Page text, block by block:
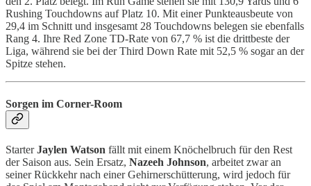
Rushing Touchdowns auf Platz 10. Mit einer Punkteausbeute von
29,4 im Schnitt und insgesamt 28 Touchdowns belegen sie ebenfalls
Rang 4. Ihre Red Zone TD-Rate von 67,7 % ist die drittbeste der
Liga, während sie bei der Third Down Rate mit 52,5 % sogar an der
Spitze stehen.
Sorgen im Corner-Room
StarterJaylen Watson fällt mit einem Knöchelbruch für den Rest
der Saison aus. Sein Ersatz, Nazeeh Johnson, arbeitet zwar an
seiner Rückkehr nach einer Gehirnerschütterung, wird jedoch für